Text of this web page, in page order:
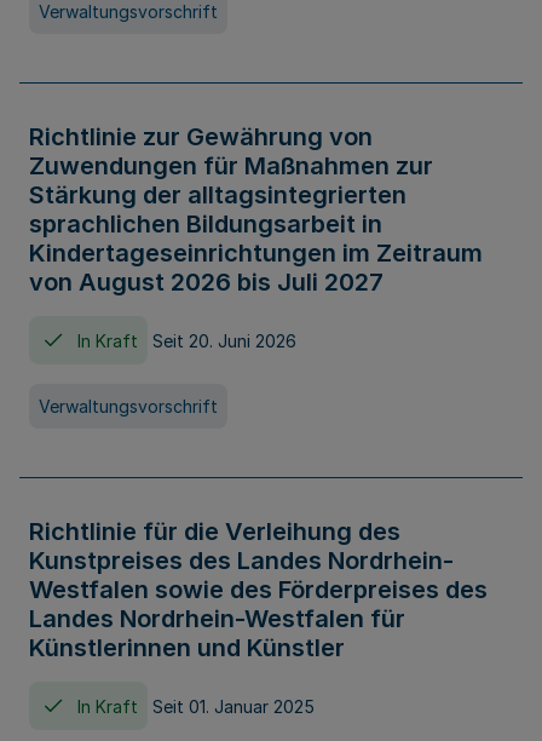
Verwaltungsvorschrift
Richtlinie zur Gewährung von
Zuwendungen für Maßnahmen zur
Stärkung der alltagsintegrierten
sprachlichen Bildungsarbeit in
Kindertageseinrichtungen im Zeitraum
von August 2026 bis Juli 2027
In Kraft Seit 20. Juni 2026
Verwaltungsvorschrift
Richtlinie für die Verleihung des
Kunstpreises des Landes Nordrhein-
Westfalen sowie des Förderpreises des
Landes Nordrhein-Westfalen für
Künstlerinnen und Künstler
In Kraft Seit 01. Januar 2025